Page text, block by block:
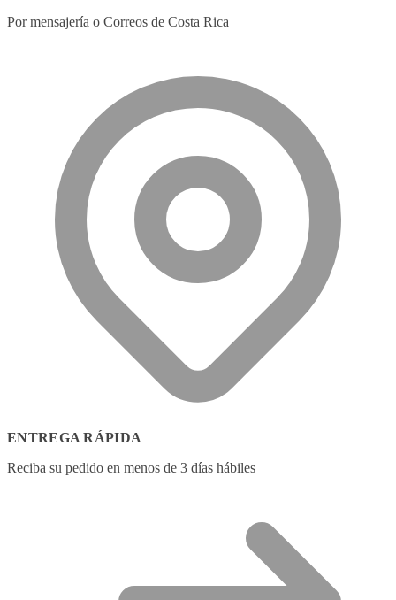
Por mensajería o Correos de Costa Rica
ENTREGA RÁPIDA
Reciba su pedido en menos de 3 días hábiles